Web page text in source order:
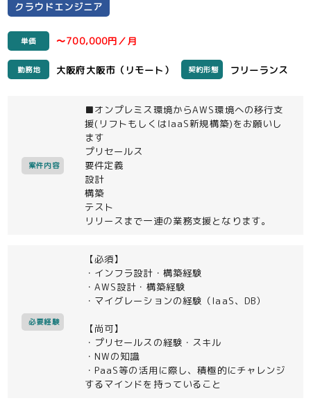
クラウドエンジニア
単価 〜700,000円／月
勤務地 大阪府大阪市（リモート） 契約形態 フリーランス
案件内容
■オンプレミス環境からAWS環境への移行支
援(リフトもしくはIaaS新規構築)をお願いし
ます
プリセールス
要件定義
設計
構築
テスト
リリースまで一連の業務支援となります。
必要経験
【必須】
・インフラ設計・構築経験
・AWS設計・構築経験
・マイグレーションの経験（IaaS、DB）
【尚可】
・プリセールスの経験・スキル
・NWの知識
・PaaS等の活用に際し、積極的にチャレンジ
するマインドを持っていること